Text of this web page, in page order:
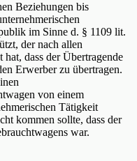
Beziehungen bis
im Sinne d. § 1109 lit.
der nach allen
dass der Übertragende
Erwerber zu übertragen.
von einem
Tätigkeit
kommen sollte, dass der
war.